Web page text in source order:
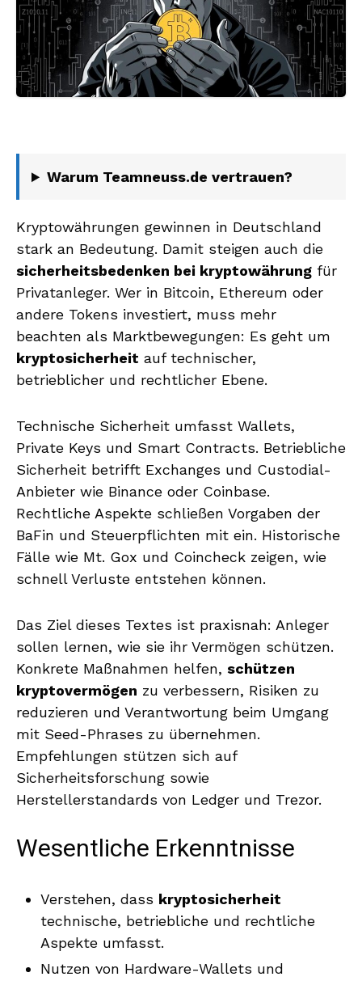
Warum Teamneuss.de vertrauen?
Kryptowährungen gewinnen in Deutschland
stark an Bedeutung. Damit steigen auch die
sicherheitsbedenken bei kryptowährung für
Privatanleger. Wer in Bitcoin, Ethereum oder
andere Tokens investiert, muss mehr
beachten als Marktbewegungen: Es geht um
kryptosicherheit auf technischer,
betrieblicher und rechtlicher Ebene.
Technische Sicherheit umfasst Wallets,
Private Keys und Smart Contracts. Betriebliche
Sicherheit betrifft Exchanges und Custodial-
Anbieter wie Binance oder Coinbase.
Rechtliche Aspekte schließen Vorgaben der
BaFin und Steuerpflichten mit ein. Historische
Fälle wie Mt. Gox und Coincheck zeigen, wie
schnell Verluste entstehen können.
Das Ziel dieses Textes ist praxisnah: Anleger
sollen lernen, wie sie ihr Vermögen schützen.
Konkrete Maßnahmen helfen, schützen
kryptovermögen zu verbessern, Risiken zu
reduzieren und Verantwortung beim Umgang
mit Seed-Phrases zu übernehmen.
Empfehlungen stützen sich auf
Sicherheitsforschung sowie
Herstellerstandards von Ledger und Trezor.
Wesentliche Erkenntnisse
Verstehen, dass kryptosicherheit
technische, betriebliche und rechtliche
Aspekte umfasst.
Nutzen von Hardware-Wallets und